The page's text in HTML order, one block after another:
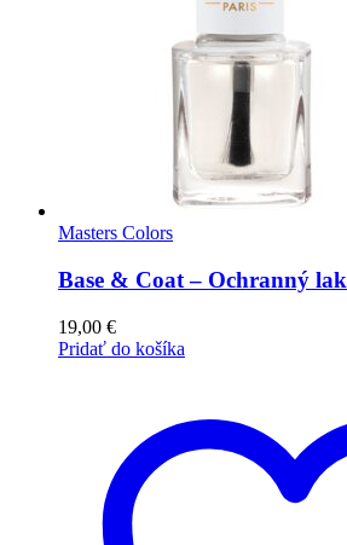
Masters Colors
Base & Coat – Ochranný lak
19,00 €
Pridať do košíka